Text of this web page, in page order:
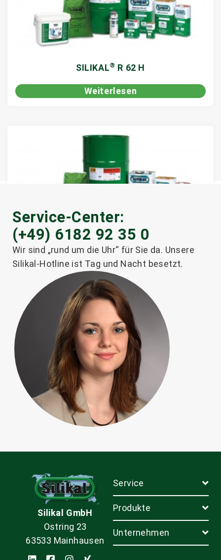
SILIKAL® R 62 H
Weiterlesen
SILIKAL RF 6250 / Base
Weiterlesen
Service-Center:
(+49) 6182 92 35 0
Wir sind „rund um die Uhr“ für Sie da. Unsere
Silikal-Hotline ist Tag und Nacht besetzt.
Silikal GmbH
Ostring 23
63533 Mainhausen
Service
Produkte
Unternehmen